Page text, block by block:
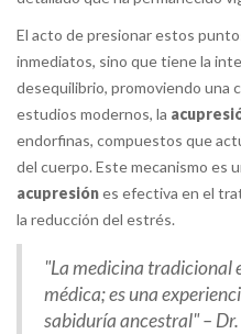
El acto de presionar estos
inmediatos, sino que tiene la
desequilibrio, promoviendo una
estudios modernos, la
endorfinas, compuestos que
del cuerpo. Este mecanismo es
acupresiónes efectiva en el
la reducción del estrés.
"La medicina tradicional
médica; es una
sabiduría ancestral" –